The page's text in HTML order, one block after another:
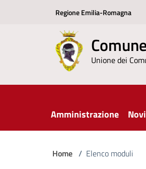
Regione Emilia-Romagna
Unione dei
Amministrazione
Home / Elenco moduli